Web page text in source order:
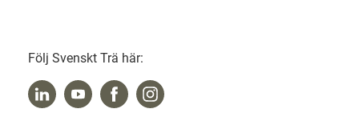
Följ Svenskt Trä här: